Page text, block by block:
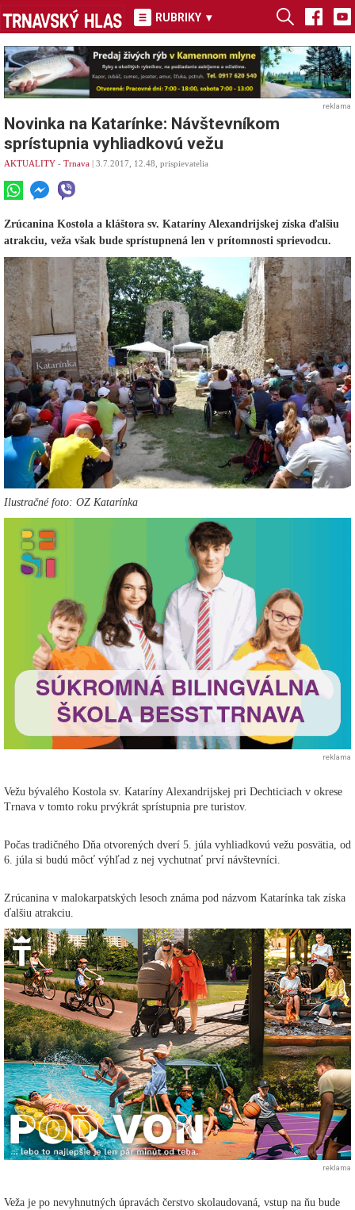
RUBRIKY ▾
reklama
Novinka na Katarínke: Návštevníkom
sprístupnia vyhliadkovú vežu
AKTUALITY - Trnava | 3.7.2017, 12.48, prispievatelia
Zrúcanina Kostola a kláštora sv. Kataríny Alexandrijskej získa ďalšiu
atrakciu, veža však bude sprístupnená len v prítomnosti sprievodcu.
Ilustračné foto: OZ Katarínka
reklama
Vežu bývalého Kostola sv. Kataríny Alexandrijskej pri Dechticiach v okrese
Trnava v tomto roku prvýkrát sprístupnia pre turistov.
Počas tradičného Dňa otvorených dverí 5. júla vyhliadkovú vežu posvätia, od
6. júla si budú môcť výhľad z nej vychutnať prví návštevníci.
Zrúcanina v malokarpatských lesoch známa pod názvom Katarínka tak získa
ďalšiu atrakciu.
reklama
Veža je po nevyhnutných úpravách čerstvo skolaudovaná, vstup na ňu bude